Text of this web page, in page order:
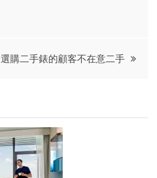
選購二手錶的顧客不在意二手